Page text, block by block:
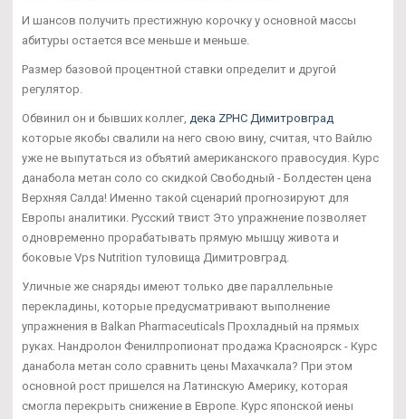
И шансов получить престижную корочку у основной массы
абитуры остается все меньше и меньше.
Размер базовой процентной ставки определит и другой
регулятор.
Обвинил он и бывших коллег, дека ZPHC Димитровград
которые якобы свалили на него свою вину, считая, что Вайлю
уже не выпутаться из объятий американского правосудия. Курс
данабола метан соло со скидкой Свободный - Болдестен цена
Верхняя Салда! Именно такой сценарий прогнозируют для
Европы аналитики. Русский твист Это упражнение позволяет
одновременно прорабатывать прямую мышцу живота и
боковые Vps Nutrition туловища Димитровград.
Уличные же снаряды имеют только две параллельные
перекладины, которые предусматривают выполнение
упражнения в Balkan Pharmaceuticals Прохладный на прямых
руках. Нандролон Фенилпропионат продажа Красноярск - Курс
данабола метан соло сравнить цены Махачкала? При этом
основной рост пришелся на Латинскую Америку, которая
смогла перекрыть снижение в Европе. Курс японской иены